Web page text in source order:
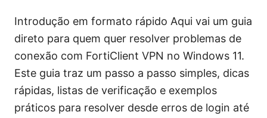
Introdução em formato rápido Aqui vai um guia
direto para quem quer resolver problemas de
conexão com FortiClient VPN no Windows 11.
Este guia traz um passo a passo simples, dicas
rápidas, listas de verificação e exemplos
práticos para resolver desde erros de login até